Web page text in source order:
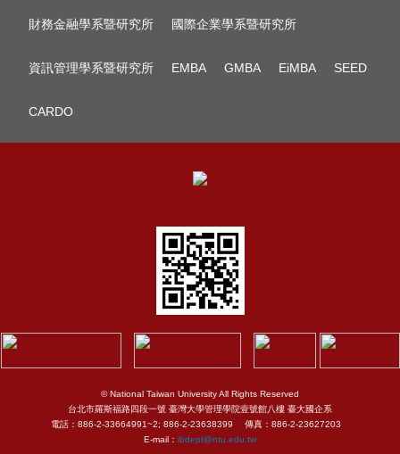
財務金融學系暨研究所 國際企業學系暨研究所
資訊管理學系暨研究所 EMBA GMBA EiMBA SEED
CARDO
© National Taiwan University All Rights Reserved
台北市羅斯福路四段一號 臺灣大學管理學院壹號館八樓 臺大國企系
電話：886-2-33664991~2; 886-2-23638399 傳真：886-2-23627203
E-mail： ibdept@ntu.edu.tw